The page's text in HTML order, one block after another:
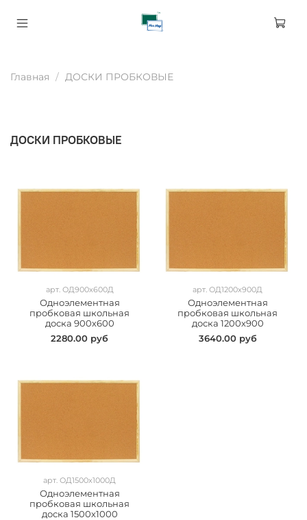
Главная ДОСКИ ПРОБКОВЫЕ
ДОСКИ ПРОБКОВЫЕ
арт. ОД900х600Д
Одноэлементная
пробковая школьная
доска 900х600
2280.00 руб
арт. ОД1200х900Д
Одноэлементная
пробковая школьная
доска 1200х900
3640.00 руб
арт. ОД1500х1000Д
Одноэлементная
пробковая школьная
доска 1500х1000